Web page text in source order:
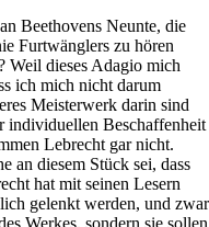
Beethovens Neunte, die
Furtwänglers zu hören
Weil dieses Adagio mich
ich mich nicht darum
Meisterwerk darin sind
individuellen Beschaffenheit
Lebrecht gar nicht.
an diesem Stück sei, dass
hat mit seinen Lesern
gelenkt werden, und zwar